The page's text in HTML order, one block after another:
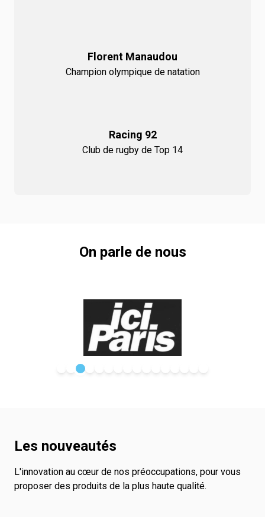
Florent Manaudou
Champion olympique de natation
Racing 92
Club de rugby de Top 14
On parle de nous
Les nouveautés
L'innovation au cœur de nos préoccupations, pour vous
proposer des produits de la plus haute qualité.